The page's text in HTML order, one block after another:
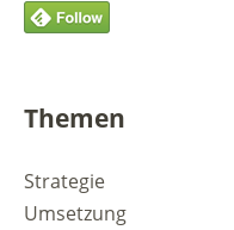
Themen
Strategie
Umsetzung